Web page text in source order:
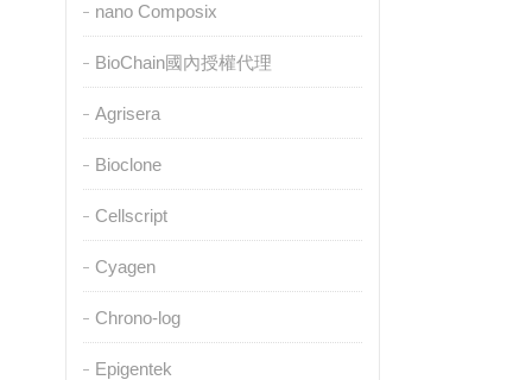
nano Composix
BioChain國內授權代理
Agrisera
Bioclone
Cellscript
Cyagen
Chrono-log
Epigentek